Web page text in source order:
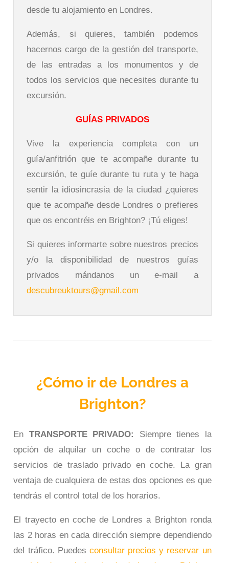
desde tu alojamiento en Londres.
Además, si quieres, también podemos
hacernos cargo de la gestión del transporte,
de las entradas a los monumentos y de
todos los servicios que necesites durante tu
excursión.
GUÍAS PRIVADOS
Vive la experiencia completa con un
guía/anfitrión que te acompañe durante tu
excursión, te guíe durante tu ruta y te haga
sentir la idiosincrasia de la ciudad ¿quieres
que te acompañe desde Londres o prefieres
que os encontréis en Brighton? ¡Tú eliges!
Si quieres informarte sobre nuestros precios
y/o la disponibilidad de nuestros guías
privados mándanos un e-mail a
descubreuktours@gmail.com
¿Cómo ir de Londres a
Brighton?
En TRANSPORTE PRIVADO:
Siempre tienes la
opción de alquilar un coche o de contratar los
servicios de traslado privado en coche. La gran
ventaja de cualquiera de estas dos opciones es que
tendrás el control total de los horarios.
El trayecto en coche de Londres a Brighton ronda
las 2 horas en cada dirección siempre dependiendo
del tráfico. Puedes consultar precios y reservar un